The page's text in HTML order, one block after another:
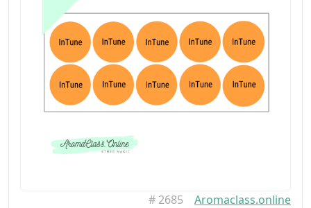
# 2685
Aromaclass.online